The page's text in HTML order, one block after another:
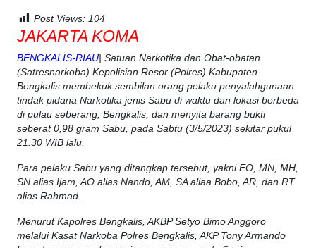
Post Views: 104
JAKARTA KOMA
BENGKALIS-RIAU | Satuan Narkotika dan Obat-obatan
(Satresnarkoba) Kepolisian Resor (Polres) Kabupaten
Bengkalis membekuk sembilan orang pelaku penyalahgunaan
tindak pidana Narkotika jenis Sabu di waktu dan lokasi berbeda
di pulau seberang, Bengkalis, dan menyita barang bukti
seberat 0,98 gram Sabu, pada Sabtu (3/5/2023) sekitar pukul
21.30 WIB lalu.
Para pelaku Sabu yang ditangkap tersebut, yakni EO, MN, MH,
SN alias Ijam, AO alias Nando, AM, SA aliaa Bobo, AR, dan RT
alias Rahmad.
Menurut Kapolres Bengkalis, AKBP Setyo Bimo Anggoro
melalui Kasat Narkoba Polres Bengkalis, AKP Tony Armando